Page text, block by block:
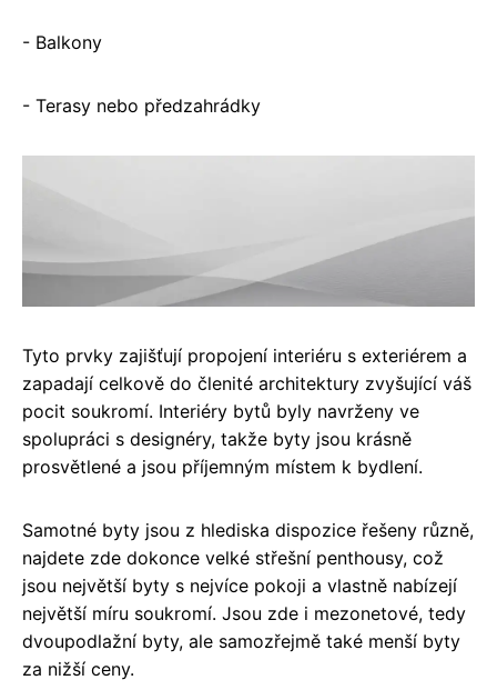
- Balkony
- Terasy nebo předzahrádky
Tyto prvky zajišťují propojení interiéru s exteriérem a
zapadají celkově do členité architektury zvyšující váš
pocit soukromí. Interiéry bytů byly navrženy ve
spolupráci s designéry, takže byty jsou krásně
prosvětlené a jsou příjemným místem k bydlení.
Samotné byty jsou z hlediska dispozice řešeny různě,
najdete zde dokonce velké střešní penthousy, což
jsou největší byty s nejvíce pokoji a vlastně nabízejí
největší míru soukromí. Jsou zde i mezonetové, tedy
dvoupodlažní byty, ale samozřejmě také menší byty
za nižší ceny.